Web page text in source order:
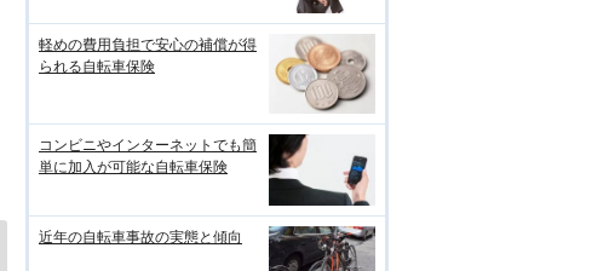
軽めの費用負担で安心の補償が得
られる自転車保険
コンビニやインターネットでも簡
単に加入が可能な自転車保険
近年の自転車事故の実態と傾向